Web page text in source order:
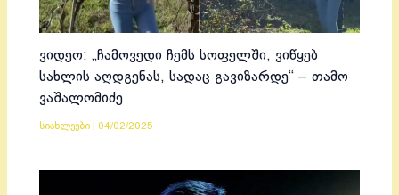
ვიდეო: „ჩამოვედი ჩემს სოფელში, ვიწყებ
სახლის აღდგენას, სადაც გავიზარდე“ – თამო
ვაშალომიძე
სიახლეები 04/02/2025